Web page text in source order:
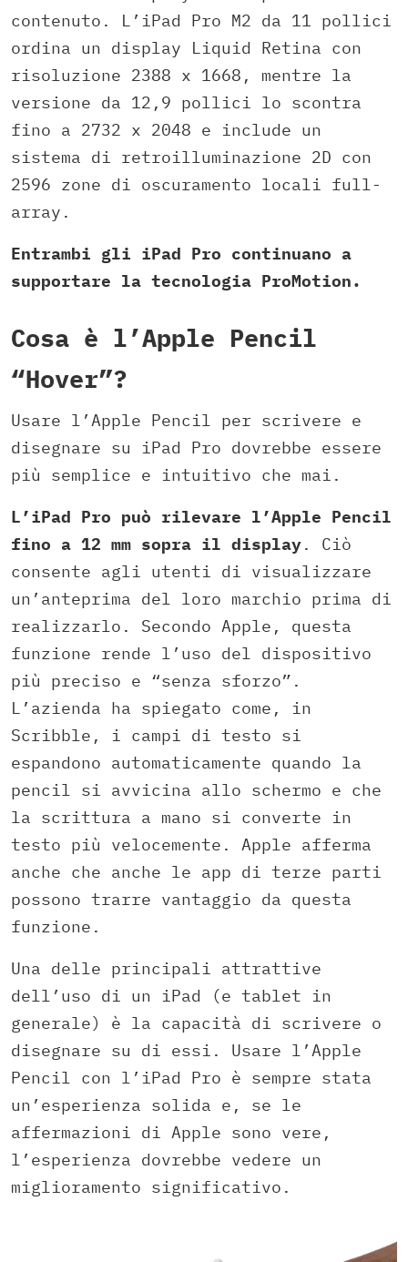
contenuto. L’iPad Pro M2 da 11 pollici
ordina un display Liquid Retina con
risoluzione 2388 x 1668, mentre la
versione da 12,9 pollici lo scontra
fino a 2732 x 2048 e include un
sistema di retroilluminazione 2D con
2596 zone di oscuramento locali full-
array.
Entrambi gli iPad Pro continuano a
supportare la tecnologia ProMotion.
Cosa è l’Apple Pencil
“Hover”?
Usare l’Apple Pencil per scrivere e
disegnare su iPad Pro dovrebbe essere
più semplice e intuitivo che mai.
L’iPad Pro può rilevare l’Apple Pencil
fino a 12 mm sopra il display. Ciò
consente agli utenti di visualizzare
un’anteprima del loro marchio prima di
realizzarlo. Secondo Apple, questa
funzione rende l’uso del dispositivo
più preciso e “senza sforzo”.
L’azienda ha spiegato come, in
Scribble, i campi di testo si
espandono automaticamente quando la
pencil si avvicina allo schermo e che
la scrittura a mano si converte in
testo più velocemente. Apple afferma
anche che anche le app di terze parti
possono trarre vantaggio da questa
funzione.
Una delle principali attrattive
dell’uso di un iPad (e tablet in
generale) è la capacità di scrivere o
disegnare su di essi. Usare l’Apple
Pencil con l’iPad Pro è sempre stata
un’esperienza solida e, se le
affermazioni di Apple sono vere,
l’esperienza dovrebbe vedere un
miglioramento significativo.